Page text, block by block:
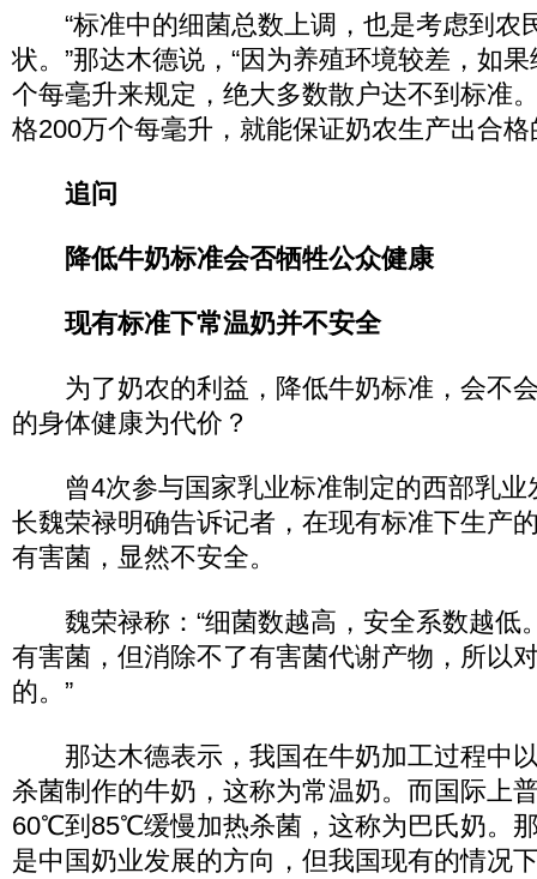
“标准中的细菌总数上调，也是考虑到农
状。”那达木德说，“因为养殖环境较差，如
个每毫升来规定，绝大多数散户达不到标准
格200万个每毫升，就能保证奶农生产出合格
追问
降低牛奶标准会否牺牲公众健康
现有标准下常温奶并不安全
为了奶农的利益，降低牛奶标准，会不
的身体健康为代价？
曾4次参与国家乳业标准制定的西部乳业
长魏荣禄明确告诉记者，在现有标准下生产
有害菌，显然不安全。
魏荣禄称：“细菌数越高，安全系数越低
有害菌，但消除不了有害菌代谢产物，所以
的。”
那达木德表示，我国在牛奶加工过程中
杀菌制作的牛奶，这称为常温奶。而国际上
60℃到85℃缓慢加热杀菌，这称为巴氏奶。
是中国奶业发展的方向，但我国现有的情况